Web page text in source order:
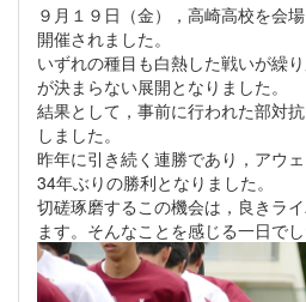
９月１９日（金），高崎高校を会
開催されました。
いずれの種目も白熱した戦いが繰
が決まらない展開となりました。
結果として，事前に行われた部対
しました。
昨年に引き続く連勝であり，アウ
34年ぶりの勝利となりました。
切磋琢磨するこの機会は，良きラ
ます。そんなことを感じる一日でし